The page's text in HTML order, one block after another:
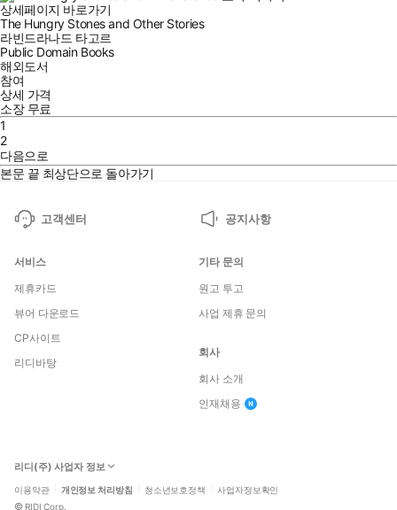
상세페이지 바로가기
The Hungry Stones and Other Stories
라빈드라나드 타고르
Public Domain Books
해외도서
참여
상세 가격
소장 무료
1
2
다음으로
본문 끝 최상단으로 돌아가기
고객센터 공지사항
서비스
제휴카드
뷰어 다운로드
CP사이트
리디바탕
기타 문의
원고 투고
사업 제휴 문의
회사
회사 소개
인재채용
리디(주) 사업자 정보
이용약관 개인정보 처리방침 청소년보호정책 사업자정보확인
© RIDI Corp.